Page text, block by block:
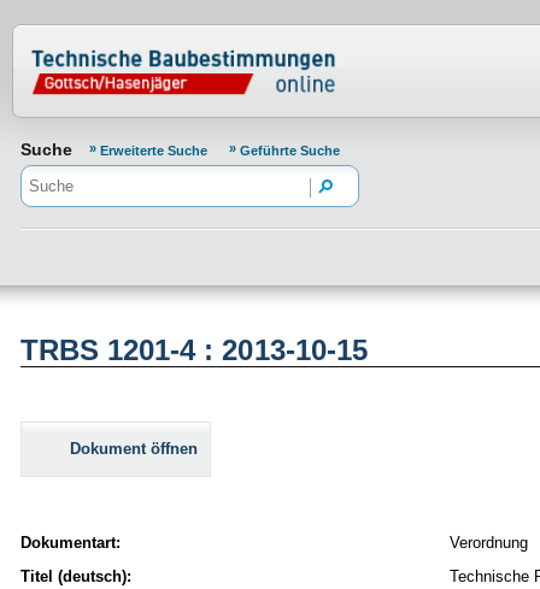
Normenportal Barrierefreiheit
Suche Erweiterte Suche Geführte Suche
TRBS 1201-4 : 2013-10-15
Dokument öffnen
Dokumentart:
Verordnung
Titel (deutsch):
Technische